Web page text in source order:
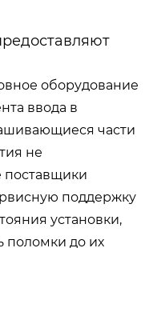
оборудование
ввода в
части
не
поставщики
поддержку
установки,
поломки до их